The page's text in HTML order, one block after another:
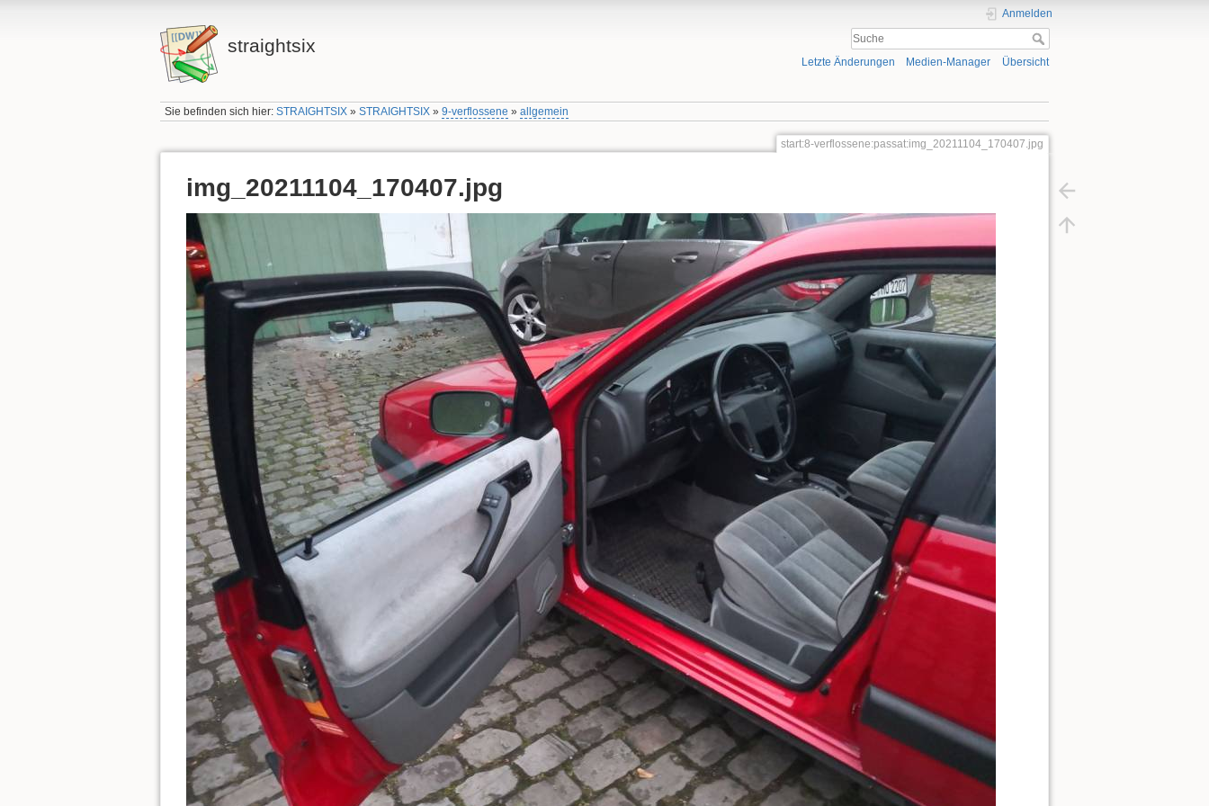
straightsix
Anmelden
Letzte Änderungen Medien-Manager Übersicht
Sie befinden sich hier: STRAIGHTSIX» STRAIGHTSIX» 9-verflossene » allgemein
start:8-verflossene:passat:img_20211104_170407.jpg
img_20211104_170407.jpg